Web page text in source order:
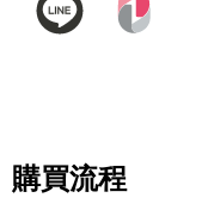
購買流程